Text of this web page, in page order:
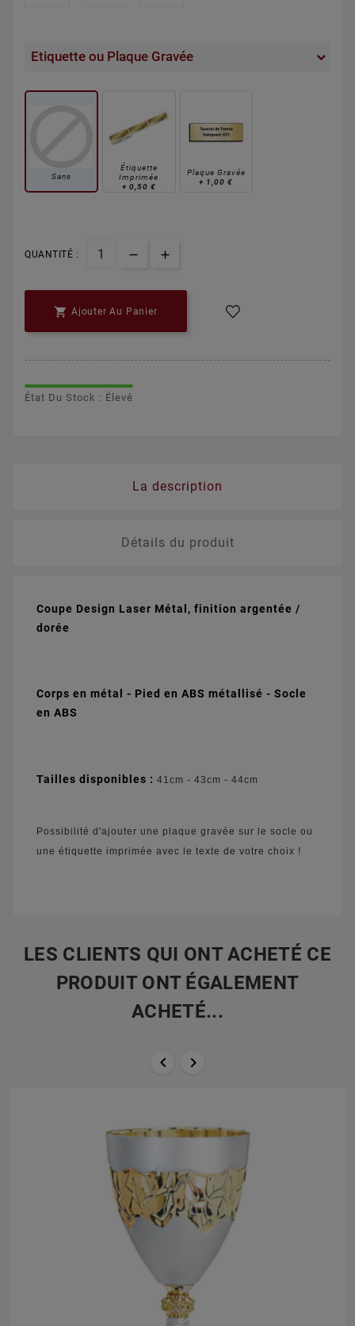
Etiquette ou Plaque Gravée
Sans
Étiquette
Imprimée
+ 0,50 €
Plaque Gravée
+ 1,00 €
QUANTITÉ :
 Ajouter Au Panier
État Du Stock : Élevé
La description
Détails du produit
Coupe Design Laser Métal, finition argentée /
dorée
Corps en métal - Pied en ABS métallisé - Socle
en ABS
Tailles disponibles : 41cm - 43cm - 44cm
Possibilité d'ajouter une plaque gravée sur le socle ou
une étiquette imprimée avec le texte de votre choix !
LES CLIENTS QUI ONT ACHETÉ CE
PRODUIT ONT ÉGALEMENT
ACHETÉ...
 